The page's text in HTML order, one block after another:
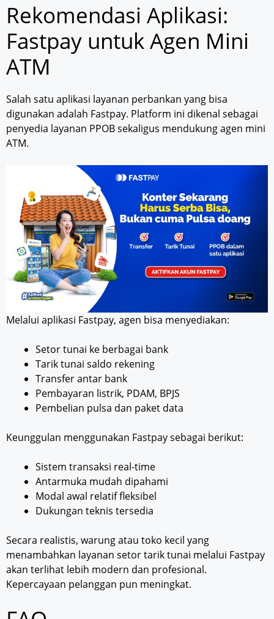
Rekomendasi Aplikasi:
Fastpay untuk Agen Mini
ATM
Salah satu aplikasi layanan perbankan yang bisa
digunakan adalah Fastpay. Platform ini dikenal sebagai
penyedia layanan PPOB sekaligus mendukung agen mini
ATM.
Melalui aplikasi Fastpay, agen bisa menyediakan:
Setor tunai ke berbagai bank
Tarik tunai saldo rekening
Transfer antar bank
Pembayaran listrik, PDAM, BPJS
Pembelian pulsa dan paket data
Keunggulan menggunakan Fastpay sebagai berikut:
Sistem transaksi real-time
Antarmuka mudah dipahami
Modal awal relatif fleksibel
Dukungan teknis tersedia
Secara realistis, warung atau toko kecil yang
menambahkan layanan setor tarik tunai melalui Fastpay
akan terlihat lebih modern dan profesional.
Kepercayaan pelanggan pun meningkat.